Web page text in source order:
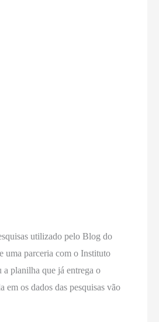
utilizado pelo Blog do
uma parceria com o Instituto
a planilha que já entrega o
em os dados das pesquisas vão